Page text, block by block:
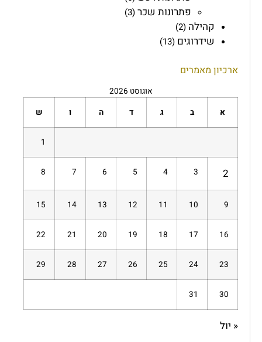
פתרונות שכר(3)
קהילה (2)
שידרוגים (13)
ארכיון מאמרים
אוגוסט 2026
א
ב ג ד ה ו ש
1
2
3
4
5
6
7
8
9
10
11
12
13
14
15
16
17
18
19
20
21
22
23
24
25
26
27
28
29
30
31
« יול